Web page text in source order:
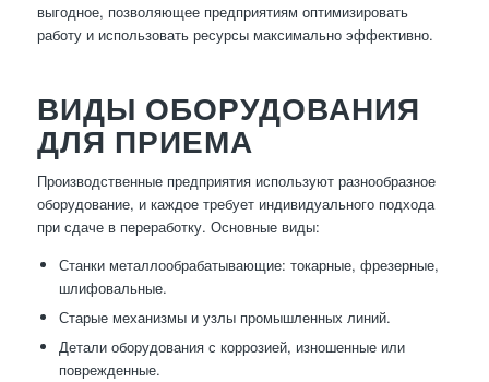
выгодное, позволяющее предприятиям оптимизировать
работу и использовать ресурсы максимально эффективно.
ВИДЫ ОБОРУДОВАНИЯ
ДЛЯ ПРИЕМА
Производственные предприятия используют разнообразное
оборудование, и каждое требует индивидуального подхода
при сдаче в переработку. Основные виды:
Станки металлообрабатывающие: токарные, фрезерные,
шлифовальные.
Старые механизмы и узлы промышленных линий.
Детали оборудования с коррозией, изношенные или
поврежденные.